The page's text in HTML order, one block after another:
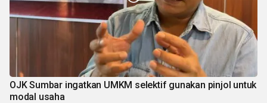
OJK Sumbar ingatkan UMKM selektif gunakan pinjol untuk
modal usaha